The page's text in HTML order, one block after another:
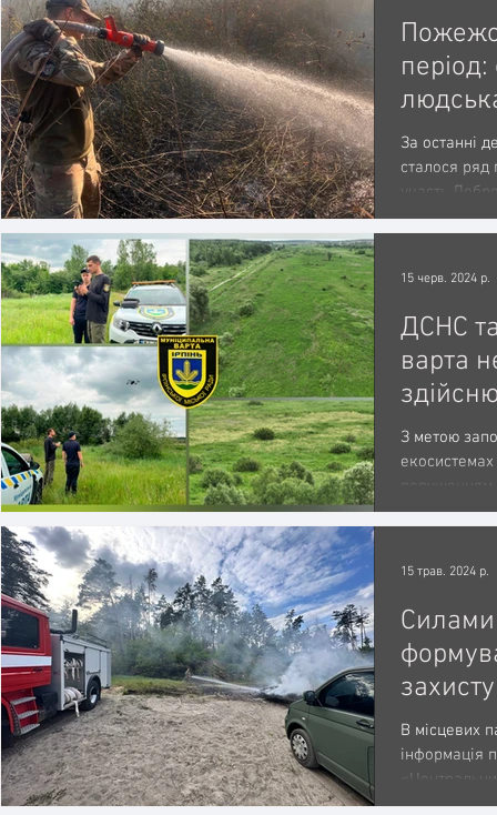
період:
За останні
сталося ряд
участь
захисту...
ДСНС
варта
З метою
екосистемах
час
15 черв. 2024 р.
Силами
В місцевих
інформація
місце,
15 трав. 2024 р.